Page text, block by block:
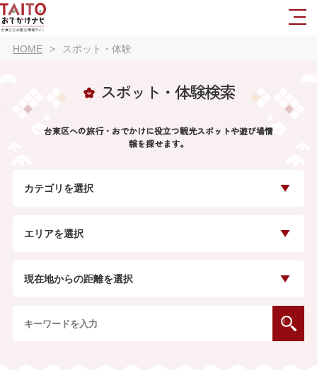
HOME スポット・体験
スポット・体験検索
台東区への旅行・おでかけに役立つ観光スポットや遊び場情
報を探せます。
カテゴリを選択
エリアを選択
現在地からの距離を選択